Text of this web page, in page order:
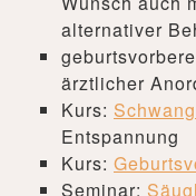
alternativer
ärztlicher
Kurs:
Entspannung
Kurs:
Seminar: